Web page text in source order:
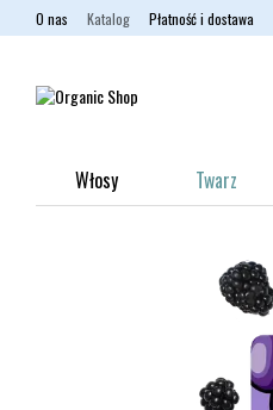
Przejdź do głównej treści
O nas Katalog Płatność i dostawa
Włosy Twarz